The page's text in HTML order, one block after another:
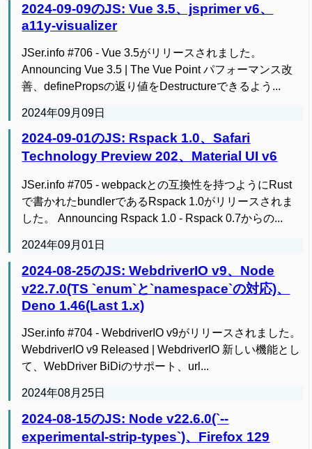
2024-09-09のJS: Vue 3.5、jsprimer v6、
a11y-visualizer
JSer.info #706 - Vue 3.5がリリースされました。
Announcing Vue 3.5 | The Vue Point パフォーマンス改
善、definePropsの返り値をDestructureできるよう...
2024年09月09日
2024-09-01のJS: Rspack 1.0、Safari
Technology Preview 202、Material UI v6
JSer.info #705 - webpackとの互換性を持つようにRust
で書かれたbundlerであるRspack 1.0がリリースされま
した。 Announcing Rspack 1.0 - Rspack 0.7からの...
2024年09月01日
2024-08-25のJS: WebdriverIO v9、Node
v22.7.0(TS `enum`と`namespace`の対応)、
Deno 1.46(Last 1.x)
JSer.info #704 - WebdriverIO v9がリリースされました。
WebdriverIO v9 Released | WebdriverIO 新しい機能とし
て、WebDriver BiDiのサポート、url...
2024年08月25日
2024-08-15のJS: Node v22.6.0(`--
experimental-strip-types`)、Firefox 129